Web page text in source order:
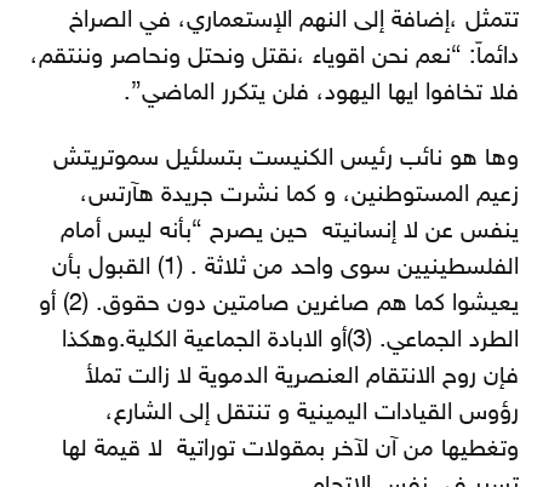
تتمثل ،إضافة إلى النهم الإستعماري، في الصراخ
دائماّ: “نعم نحن اقوياء ،نقتل ونحتل ونحاصر وننتقم،
فلا تخافوا ايها اليهود، فلن يتكرر الماضي”.
وها هو نائب رئيس الكنيست بتسلئيل سموتريتش
زعيم المستوطنين، و كما نشرت جريدة هآرتس،
ينفس عن لا إنسانيته حين يصرح “بأنه ليس أمام
الفلسطينيين سوى واحد من ثلاثة . (1) القبول بأن
يعيشوا كما هم صاغرين صامتين دون حقوق. (2) أو
الطرد الجماعي. (3)أو الابادة الجماعية الكلية.وهكذا
فإن روح الانتقام العنصرية الدموية لا زالت تملأ
رؤوس القيادات اليمينية و تنتقل إلى الشارع،
وتغطيها من آن لآخر بمقولات توراتية لا قيمة لها